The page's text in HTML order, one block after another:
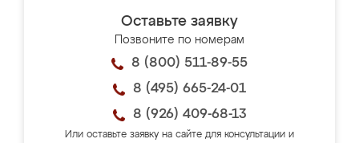
Оставьте заявку
Позвоните по номерам
8 (800) 511-89-55
8 (495) 665-24-01
8 (926) 409-68-13
Или оставьте заявку на сайте для консультации и